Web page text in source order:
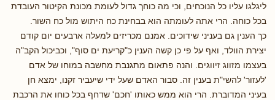
ליגלגו עליו כל הנוכחים, וכי מה כוחך גדול לעומת מכונת הקיטור העובדת
בכל כוחה. הרי אתה לעומתה הוא בבחינת כח היתוש מול כח השור.
כך הענין גם בעניני שידוכים. אמנם מכריזים למעלה ארבעים יום קודם
יצירת הוולד, ואף על פי כן קשה הענין כ"קריעת ים סוף", וכביכול הקב"ה
בעצמו מזווג זיווגים. והנה פתאום מתגנבת מחשבה במוחו של אדם
'לעזור' להשי"ת בענין זה. סבור האדם שעל ידי שיעביר זקנו, ימצא חן
בעיני המדוברת. הרי הוא ממש כאותו 'חכם' שדחף בכל כוחו את הרכבת